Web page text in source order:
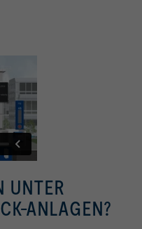
UNTER
ANLAGEN?